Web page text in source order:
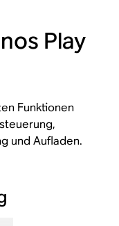
Play
Funktionen
und Aufladen.